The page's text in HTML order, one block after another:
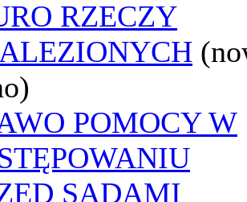
RZECZY
POMOCY W
SĄDAMI